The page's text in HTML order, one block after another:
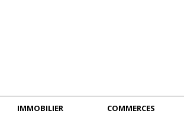
IMMOBILIER COMMERCES